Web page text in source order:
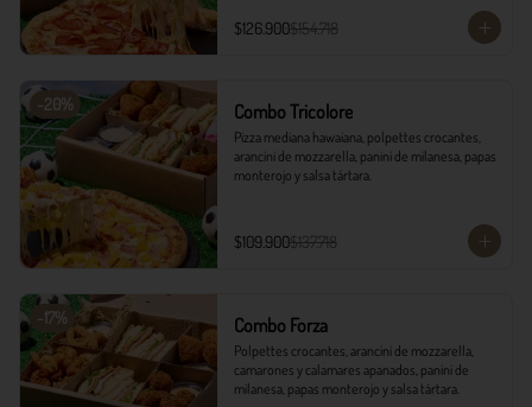
$126.900$154.718
-20% Combo Tricolore
Pizza mediana hawaiana, polpettes crocantes,
arancini de mozzarella, panini de milanesa, papas
monterojo y salsa tártara.
$109.900$137.718
-17% Combo Forza
Polpettes crocantes, arancini de mozzarella,
camarones y calamares apanados, panini de
milanesa, papas monterojo y salsa tártara.